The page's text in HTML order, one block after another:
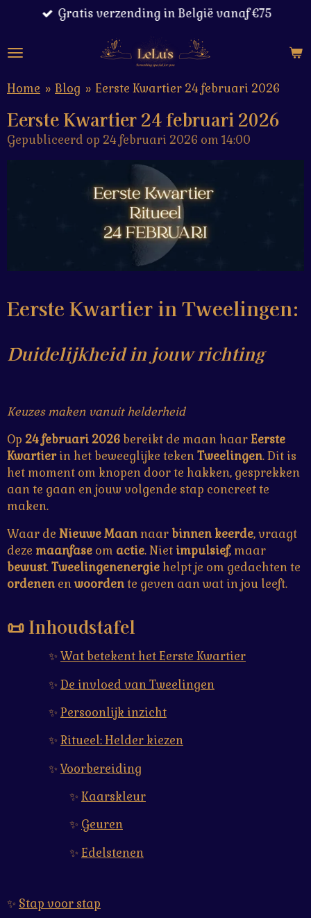
naar
hoofdinhoud
Gratis verzending in België vanaf €75
Home » Blog » Eerste Kwartier 24 februari 2026
Eerste Kwartier 24 februari 2026
Gepubliceerd op 24 februari 2026 om 14:00
Eerste Kwartier in Tweelingen:
Duidelijkheid in jouw richting
Keuzes maken vanuit helderheid
Op 24 februari 2026 bereikt de maan haarEerste
Kwartierin het beweeglijke tekenTweelingen. Dit is
het moment om knopen door te hakken, gesprekken
aan te gaan en jouw volgende stap concreet te
maken.
Waar de NieuweMaannaar binnen keerde, vraagt
deze maanfase om actie. Niet impulsief, maar
bewust.Tweelingenenergie helpt je om gedachten te
ordenenenwoordente geven aan wat in jou leeft.
📜 Inhoudstafel
✨ Wat betekent het Eerste Kwartier
✨ De invloed van Tweelingen
✨ Persoonlijk inzicht
✨ Ritueel: Helder kiezen
✨Voorbereiding
✨ Kaarskleur
✨ Geuren
✨ Edelstenen
✨ Stap voor stap